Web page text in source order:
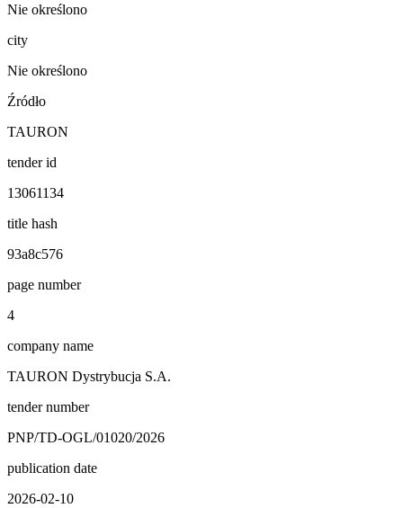
Nie określono
city
Nie określono
Źródło
TAURON
tender id
13061134
title hash
93a8c576
page number
4
company name
TAURON Dystrybucja S.A.
tender number
PNP/TD-OGL/01020/2026
publication date
2026-02-10